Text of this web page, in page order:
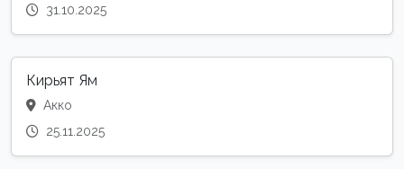
31.10.2025
Кирьят Ям
Акко
25.11.2025